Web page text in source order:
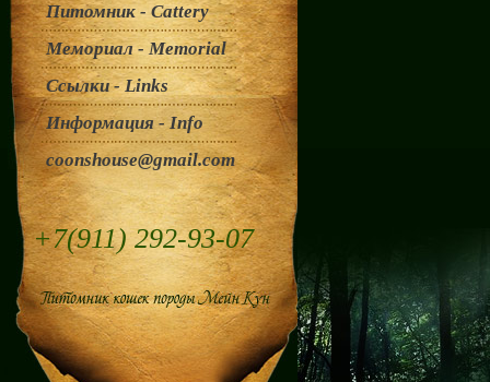
Питомник - Cattery
Мемориал - Memorial
Ссылки - Links
Информация - Info
coonshouse@gmail.com
+7(911) 292-93-07